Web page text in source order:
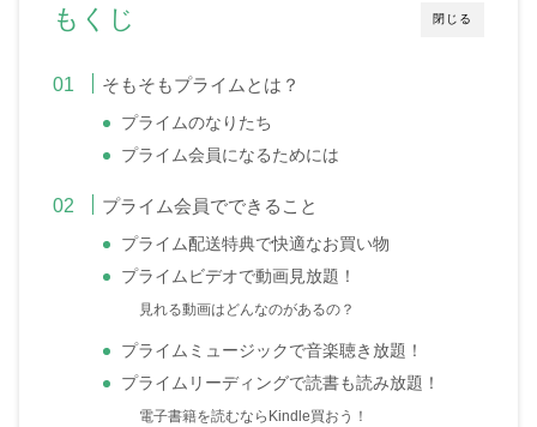
閉じる
もくじ
そもそもプライムとは？
プライムのなりたち
プライム会員になるためには
プライム会員でできること
プライム配送特典で快適なお買い物
プライムビデオで動画見放題！
見れる動画はどんなのがあるの？
プライムミュージックで音楽聴き放題！
プライムリーディングで読書も読み放題！
電子書籍を読むならKindle買おう！